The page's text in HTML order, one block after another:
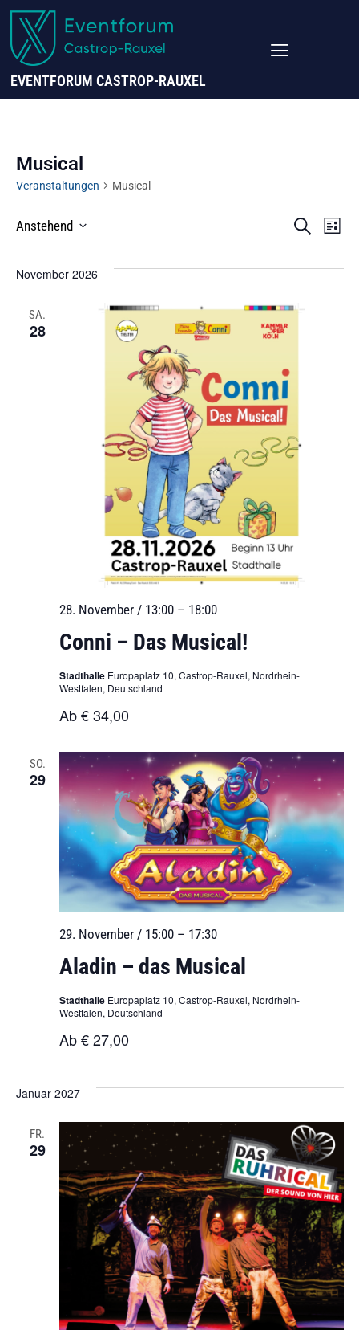
EVENTFORUM CASTROP-RAUXEL
Musical
Veranstaltungen Musical
SUCHE
LISTE
Anstehend
November 2026
SA.
28
Conni – Das Musical!
28. November / 13:00– 18:00
Stadthalle Europaplatz 10, Castrop-Rauxel, Nordrhein-
Westfalen, Deutschland
Ab € 34,00
SO.
29
Aladin – das Musical
29. November / 15:00– 17:30
Stadthalle Europaplatz 10, Castrop-Rauxel, Nordrhein-
Westfalen, Deutschland
Ab € 27,00
Januar 2027
FR.
29